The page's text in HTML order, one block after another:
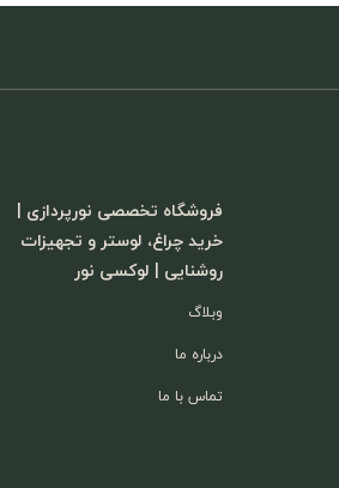
فروشگاه تخصصی نورپردازی |
خرید چراغ، لوستر و تجهیزات
روشنایی | لوکسی نور
وبلاگ
درباره ما
تماس با ما